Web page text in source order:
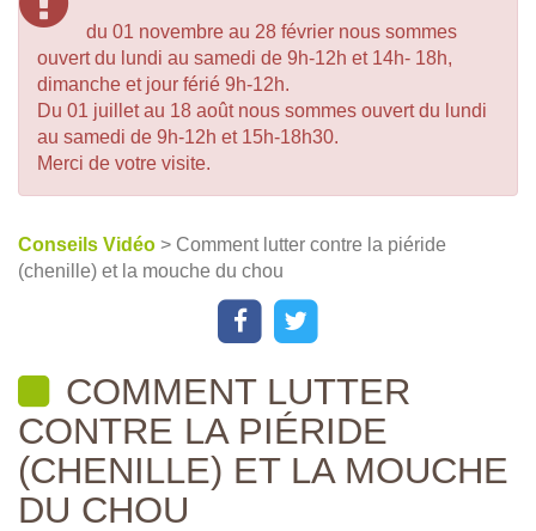
du 01 novembre au 28 février nous sommes
ouvert du lundi au samedi de 9h-12h et 14h- 18h,
dimanche et jour férié 9h-12h.
Du 01 juillet au 18 août nous sommes ouvert du lundi
au samedi de 9h-12h et 15h-18h30.
Merci de votre visite.
Conseils Vidéo > Comment lutter contre la piéride
(chenille) et la mouche du chou
COMMENT LUTTER
CONTRE LA PIÉRIDE
(CHENILLE) ET LA MOUCHE
DU CHOU